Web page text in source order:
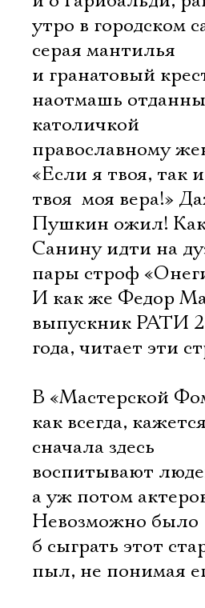
утро в городском
серая мантилья
и гранатовый
наотмашь
католичкой
православному
«Если я твоя, так
твоя  моя вера!»
Пушкин ожил!
Санину идти на
пары строф
И как же Федор
выпускник РАТИ
года, читает эти
В «Мастерской
как всегда,
сначала здесь
воспитывают людей
а уж потом
Невозможно было
б сыграть этот
пыл, не понимая